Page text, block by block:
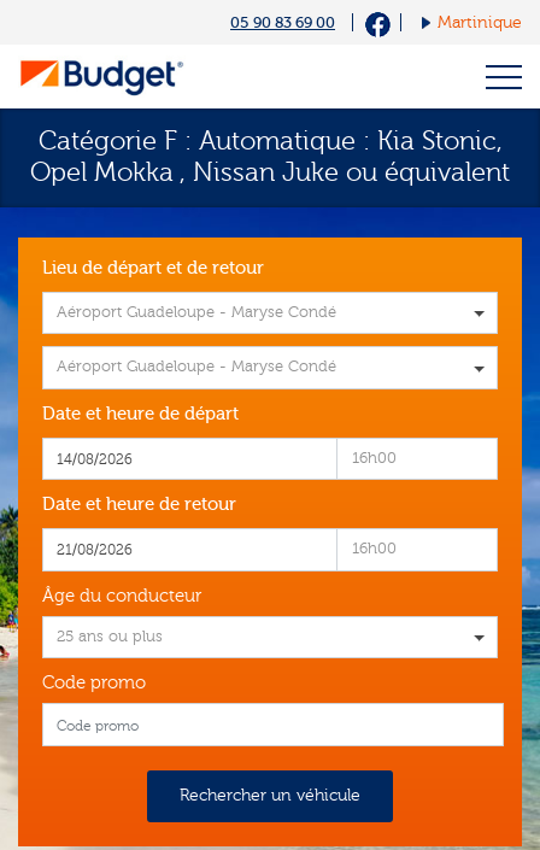
05 90 83 69 00 Martinique
Catégorie F : Automatique : Kia Stonic,
Opel Mokka , Nissan Juke ou équivalent
Lieu de départ et de retour
Aéroport Guadeloupe - Maryse Condé
Aéroport Guadeloupe - Maryse Condé
Date et heure de départ
16h00
Date et heure de retour
16h00
Âge du conducteur
25 ans ou plus
Code promo
Rechercher un véhicule